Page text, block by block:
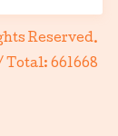
Reserved.
Total: 661668